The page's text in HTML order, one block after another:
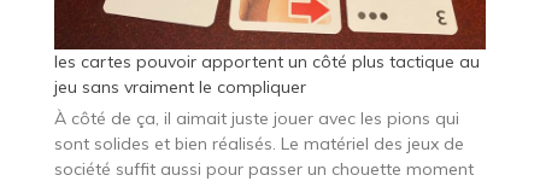
les cartes pouvoir apportent un côté plus tactique au
jeu sans vraiment le compliquer
À côté de ça, il aimait juste jouer avec les pions qui
sont solides et bien réalisés. Le matériel des jeux de
société suffit aussi pour passer un chouette moment